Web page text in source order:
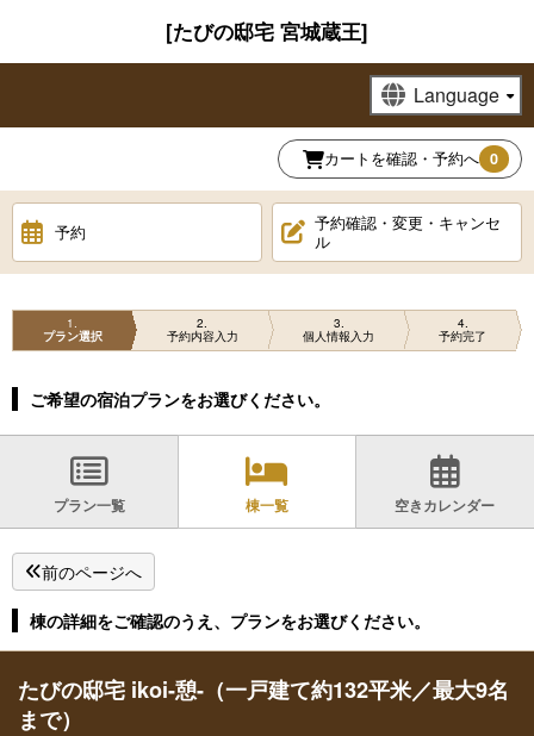
[たびの邸宅 宮城蔵王]
カートを確認・予約へ 0
予約
予約確認・変更・キャンセ
ル
1
プラン選択
2
予約内容入力
3
個人情報入力
4
予約完了
ご希望の宿泊プランをお選びください。
プラン一覧 棟一覧 空きカレンダー
前のページへ
棟の詳細をご確認のうえ、プランをお選びください。
たびの邸宅 ikoi-憩-（一戸建て約132平米／最大9名
まで）